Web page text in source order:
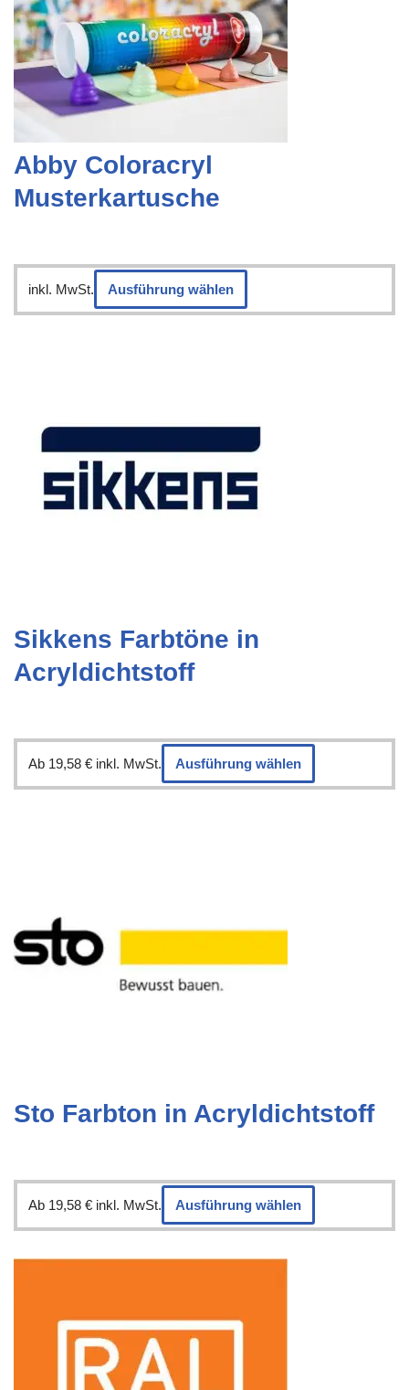
Abby Coloracryl
Musterkartusche
inkl. MwSt. Ausführung wählen
Sikkens Farbtöne in
Acryldichtstoff
Ab 19,58 € inkl. MwSt. Ausführung wählen
Sto Farbton in Acryldichtstoff
Ab 19,58 € inkl. MwSt. Ausführung wählen